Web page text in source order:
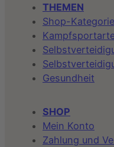
THEMEN
Shop-
Gesundheit
SHOP
Mein Konto
Zahlung und